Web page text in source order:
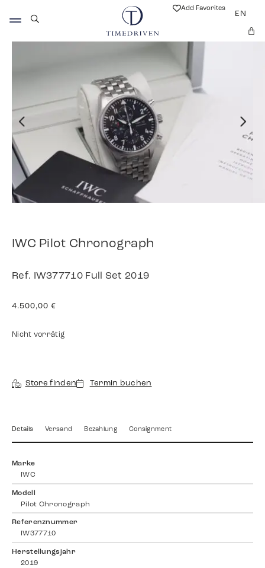
Add Favorites
EN
IWC Pilot Chronograph
Ref. IW377710 Full Set 2019
4.500,00 €
Nicht vorrätig
Store finden Termin buchen
Details Versand Bezahlung Consignment
Marke
IWC
Modell
Pilot Chronograph
Referenznummer
IW377710
Herstellungsjahr
2019